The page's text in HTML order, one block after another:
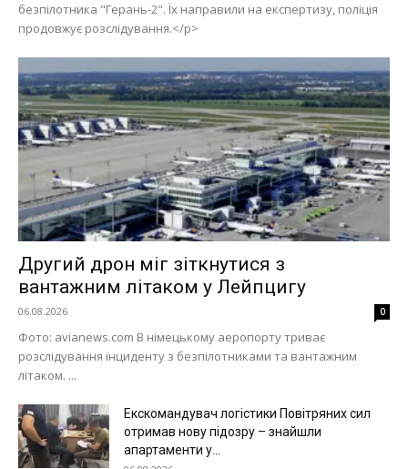
безпілотника "Герань-2". Їх направили на експертизу, поліція
продовжує розслідування.</p>
Другий дрон міг зіткнутися з
вантажним літаком у Лейпцигу
06.08.2026 0
Фото: avianews.com В німецькому аеропорту триває
розслідування інциденту з безпілотниками та вантажним
літаком. ...
Екскомандувач логістики Повітряних сил
отримав нову підозру – знайшли
апартаменти у...